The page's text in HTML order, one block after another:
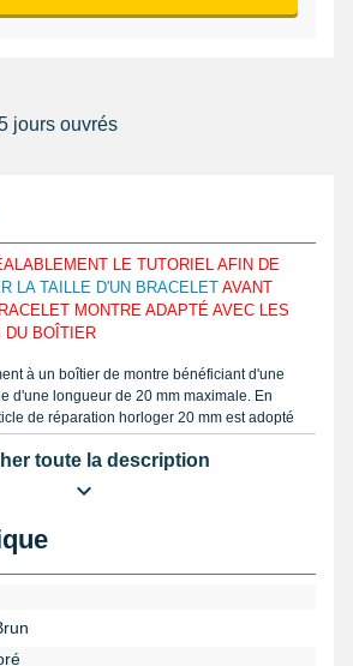
jours ouvrés
LE TUTORIEL AFIN DE
LA TAILLE D'UN BRACELET AVANT
MONTRE ADAPTÉ AVEC LES
DU BOÎTIER
à un boîtier de montre bénéficiant d'une
d'une longueur de 20 mm maximale. En
de réparation horloger 20 mm est adopté
aux formes de votre poignet et
Obtenez l'exemplaire correct du bracelet
essayez de réparer comme notre tutoriel
est conçu à base de cuir véritable.
d'un boîtier. Il est utile de disposer le
si vous décidez de sortir un bracelet pour
la rubrique
toute la description